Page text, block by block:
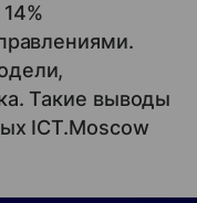
Такие выводы
ICT.Moscow